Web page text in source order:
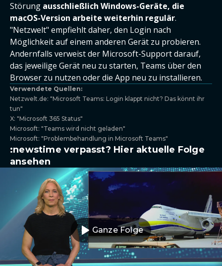
Störung ausschließlich Windows-Geräte, die
macOS-Version arbeite weiterhin regulär.
"Netzwelt" empfiehlt daher, den Login nach
Möglichkeit auf einem anderen Gerät zu probieren.
Andernfalls verweist der Microsoft-Support darauf,
das jeweilige Gerät neu zu starten, Teams über den
Browser zu nutzen oder die App neu zu installieren.
Verwendete Quellen:
Netzwelt.de: "Microsoft Teams: Login klappt nicht? Das könnt ihr
tun"
X: "Microsoft 365 Status"
Microsoft: "Teams wird nicht geladen"
Microsoft: "Problembehandlung in Microsoft Teams"
:newstime verpasst? Hier aktuelle Folge
ansehen
Ganze Folge